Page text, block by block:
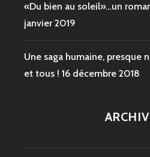
«Du bien au soleil»…un
janvier 2019
Une saga humaine, presque
et tous ! 16 décembre 2018